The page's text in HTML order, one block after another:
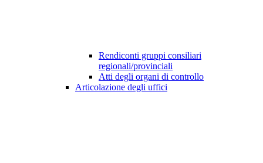
Rendiconti gruppi consiliari
regionali/provinciali
Atti degli organi di controllo
Articolazione degli uffici